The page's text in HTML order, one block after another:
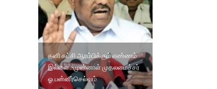
தனி கட்சி ஆரம்பிக்கும் எண்ணம்
இல்லை .-முன்னாள் முதலமைச்சர்
ஓ.பன்னீர்செல்வம்